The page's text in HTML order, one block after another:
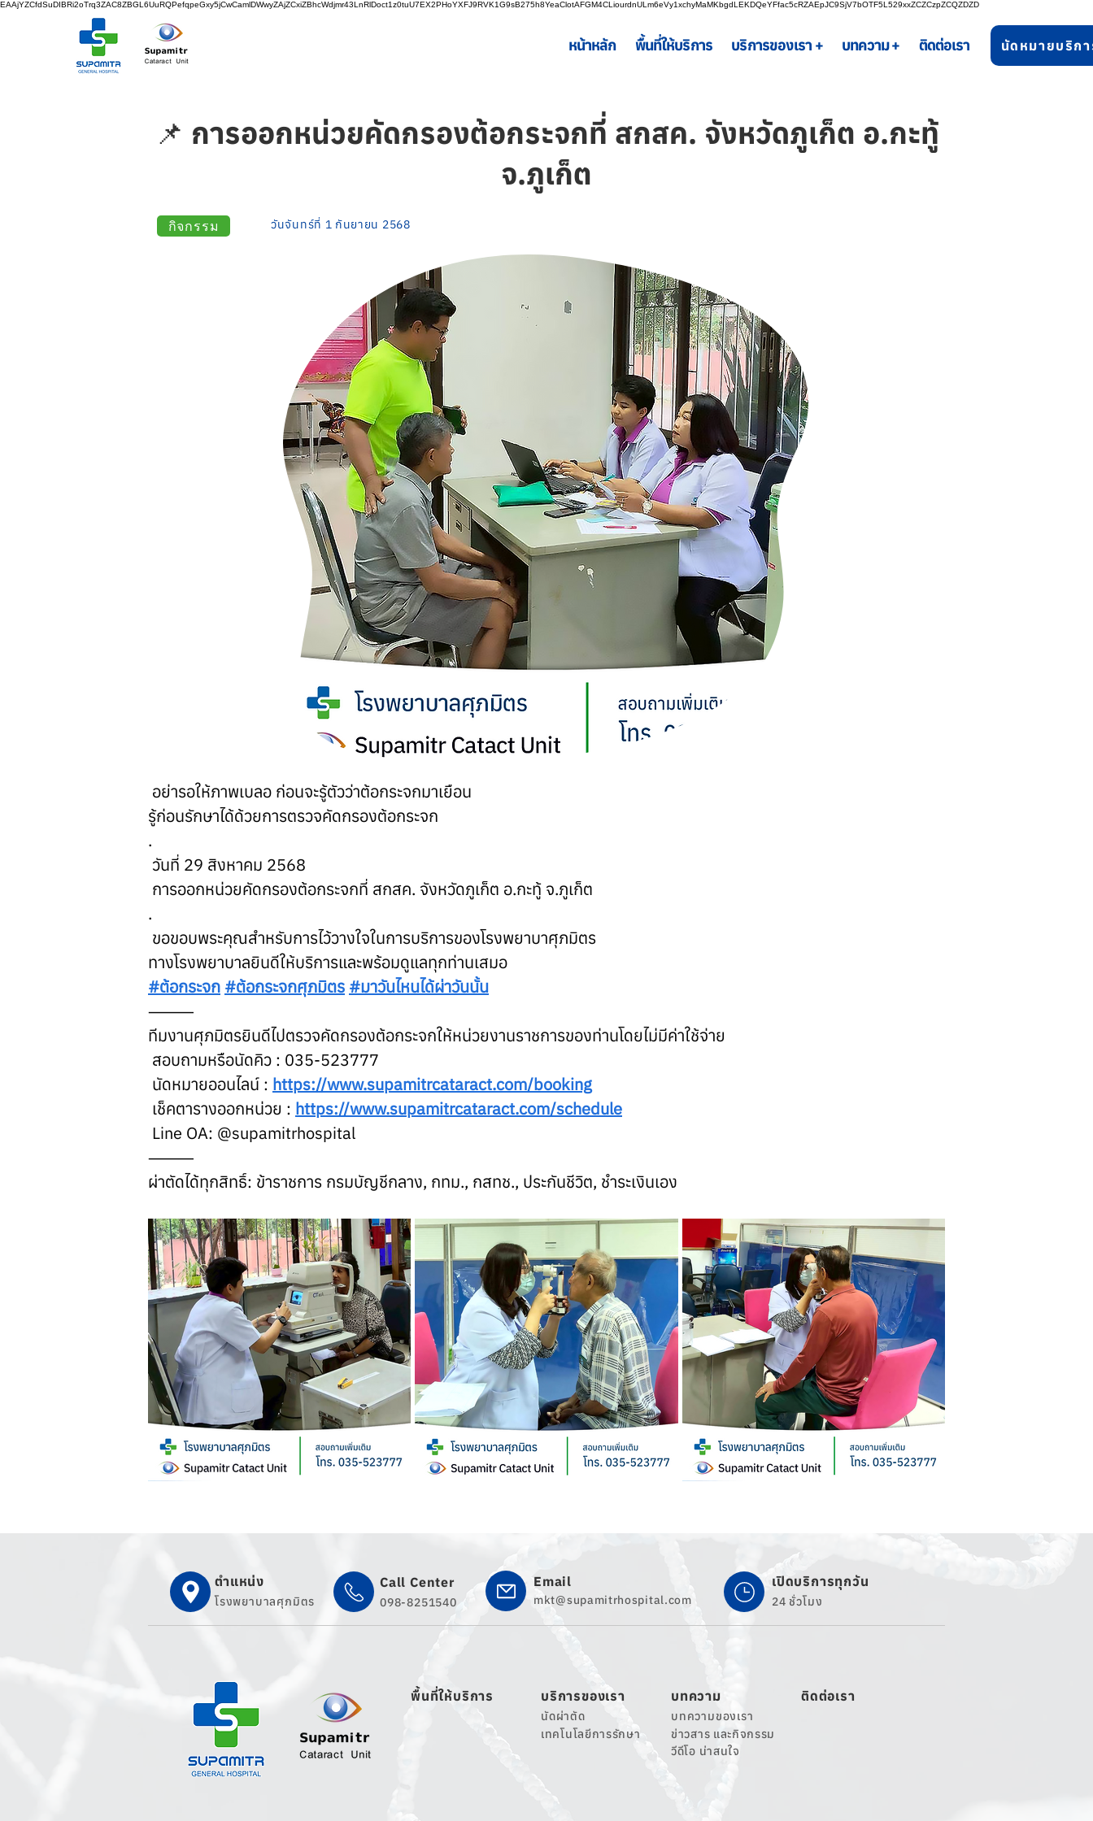
EAAjYZCfdSuDIBRi2oTrq3ZAC8ZBGL6UuRQPefqpeGxy5jCwCamlDWwyZAjZCxiZBhcWdjmr43LnRlDoct1z0tuU7EX2PHoYXFJ9RVK1G9sB275h8YeaClotAFGM4CLiourdnULm6eVy1xchyMaMKbgdLEKDQeYFfac5cRZAEpJC9SjV7bOTF5L529xxZCZCzpZCQZDZD
หน้าหลัก พื้นที่ให้บริการ บริการของเรา + บทความ + ติดต่อเรา นัดหมายบริก
📌 การออกหน่วยคัดกรองต้อกระจกที่ สกสค. จังหวัดภูเก็ต อ.กะทู้
จ.ภูเก็ต
กิจกรรม วันจันทร์ที่ 1 กันยายน 2568
อย่ารอให้ภาพเบลอ ก่อนจะรู้ตัวว่าต้อกระจกมาเยือน
รู้ก่อนรักษาได้ด้วยการตรวจคัดกรองต้อกระจก
.
วันที่ 29 สิงหาคม 2568
การออกหน่วยคัดกรองต้อกระจกที่ สกสค. จังหวัดภูเก็ต อ.กะทู้ จ.ภูเก็ต
.
ขอขอบพระคุณสำหรับการไว้วางใจในการบริการของโรงพยาบาศุภมิตร
ทางโรงพยาบาลยินดีให้บริการและพร้อมดูแลทุกท่านเสมอ
#ต้อกระจก #ต้อกระจกศุภมิตร #มาวันไหนได้ผ่าวันนั้น
⸻
ทีมงานศุภมิตรยินดีไปตรวจคัดกรองต้อกระจกให้หน่วยงานราชการของท่านโดยไม่มีค่าใช้จ่าย
สอบถามหรือนัดคิว : 035-523777
นัดหมายออนไลน์ : https://www.supamitrcataract.com/booking
เช็คตารางออกหน่วย : https://www.supamitrcataract.com/schedule
Line OA: @supamitrhospital
⸻
ผ่าตัดได้ทุกสิทธิ์: ข้าราชการ กรมบัญชีกลาง, กทม., กสทช., ประกันชีวิต, ชำระเงินเอง
ตำแหน่ง
โรงพยาบาลศุภมิตร
Call Center
098-8251540
Email
mkt@supamitrhospital.com
เปิดบริการทุกวัน
24 ชั่วโมง
พื้นที่ให้บริการ บริการของเรา
นัดผ่าตัด
เทคโนโลยีการรักษา
บทความ
บทความของเรา
ข่าวสาร และกิจกรรม
วีดีโอ น่าสนใจ
ติดต่อเรา